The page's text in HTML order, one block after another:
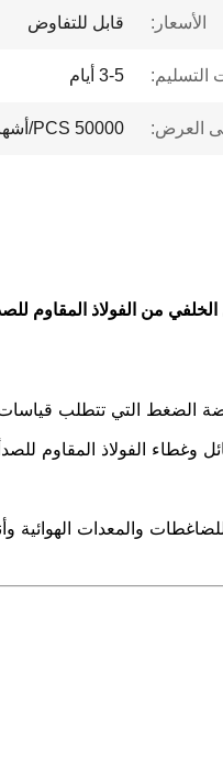
الأسعار: قابل للتفاوض
التسليم: 3-5 أيام
العرض: 50000 PCS/أشهر
للأنظمة الصناعية منخفضة الضغط التي تتطلب
وغطاء الفولاذ المقاوم
والمعدات الهوائية